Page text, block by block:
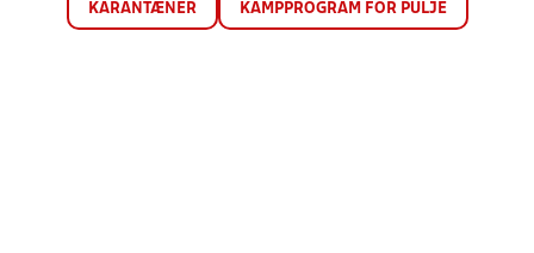
KARANTÆNER KAMPPROGRAM FOR PULJE